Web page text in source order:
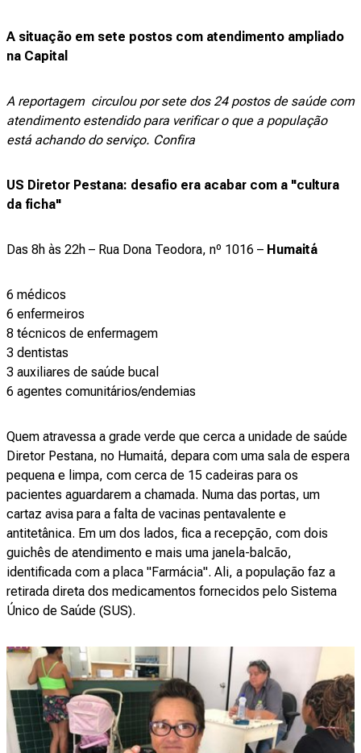
A situação em sete postos com atendimento ampliado
na Capital
A reportagem circulou por sete dos 24 postos de saúde com
atendimento estendido para verificar o que a população
está achando do serviço. Confira
US Diretor Pestana: desafio era acabar com a "cultura
da ficha"
Das 8h às 22h – Rua Dona Teodora, nº 1016 – Humaitá
6 médicos
6 enfermeiros
8 técnicos de enfermagem
3 dentistas
3 auxiliares de saúde bucal
6 agentes comunitários/endemias
Quem atravessa a grade verde que cerca a unidade de saúde
Diretor Pestana, no Humaitá, depara com uma sala de espera
pequena e limpa, com cerca de 15 cadeiras para os
pacientes aguardarem a chamada. Numa das portas, um
cartaz avisa para a falta de vacinas pentavalente e
antitetânica. Em um dos lados, fica a recepção, com dois
guichês de atendimento e mais uma janela-balcão,
identificada com a placa "Farmácia". Ali, a população faz a
retirada direta dos medicamentos fornecidos pelo Sistema
Único de Saúde (SUS).